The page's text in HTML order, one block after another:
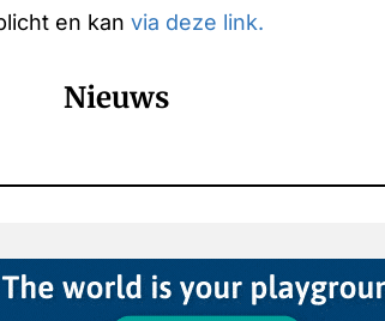
en kan via deze link.
Nieuws